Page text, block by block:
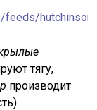
feeds/
тягу,
производит